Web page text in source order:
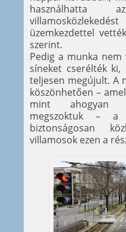
használhatta
üzemkezdettel
szerint.
Pedig a munka
síneket cserélték
teljesen megújult. A
köszönhetően –
mint ahogyan
megszoktuk – a
biztonságosan
villamosok ezen a